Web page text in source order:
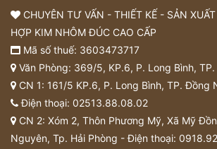
CHUYÊN TƯ VẤN - THIẾT KẾ - SẢN
HỢP KIM NHÔM ĐÚC CAO CẤP
Mã số thuế: 3603473717
Văn Phòng: 369/5, KP.6, P. Long Bình,
CN 1: 161/5 KP.6, P. Long Bình, TP. Đồng
Điện thoại: 02513.88.08.02
CN 2: Xóm 2, Thôn Phương Mỹ, Xã Mỹ
Nguyên, Tp. Hải Phòng - Điện thoại: